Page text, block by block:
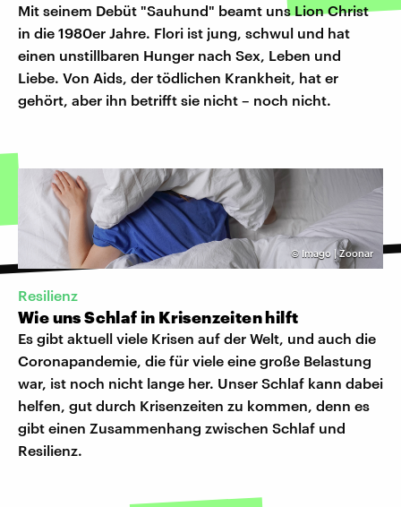
Mit seinem Debüt "Sauhund" beamt uns Lion Christ
in die 1980er Jahre. Flori ist jung, schwul und hat
einen unstillbaren Hunger nach Sex, Leben und
Liebe. Von Aids, der tödlichen Krankheit, hat er
gehört, aber ihn betrifft sie nicht – noch nicht.
© Imago | Zoonar
Resilienz
Wie uns Schlaf in Krisenzeiten hilft
Es gibt aktuell viele Krisen auf der Welt, und auch die
Coronapandemie, die für viele eine große Belastung
war, ist noch nicht lange her. Unser Schlaf kann dabei
helfen, gut durch Krisenzeiten zu kommen, denn es
gibt einen Zusammenhang zwischen Schlaf und
Resilienz.